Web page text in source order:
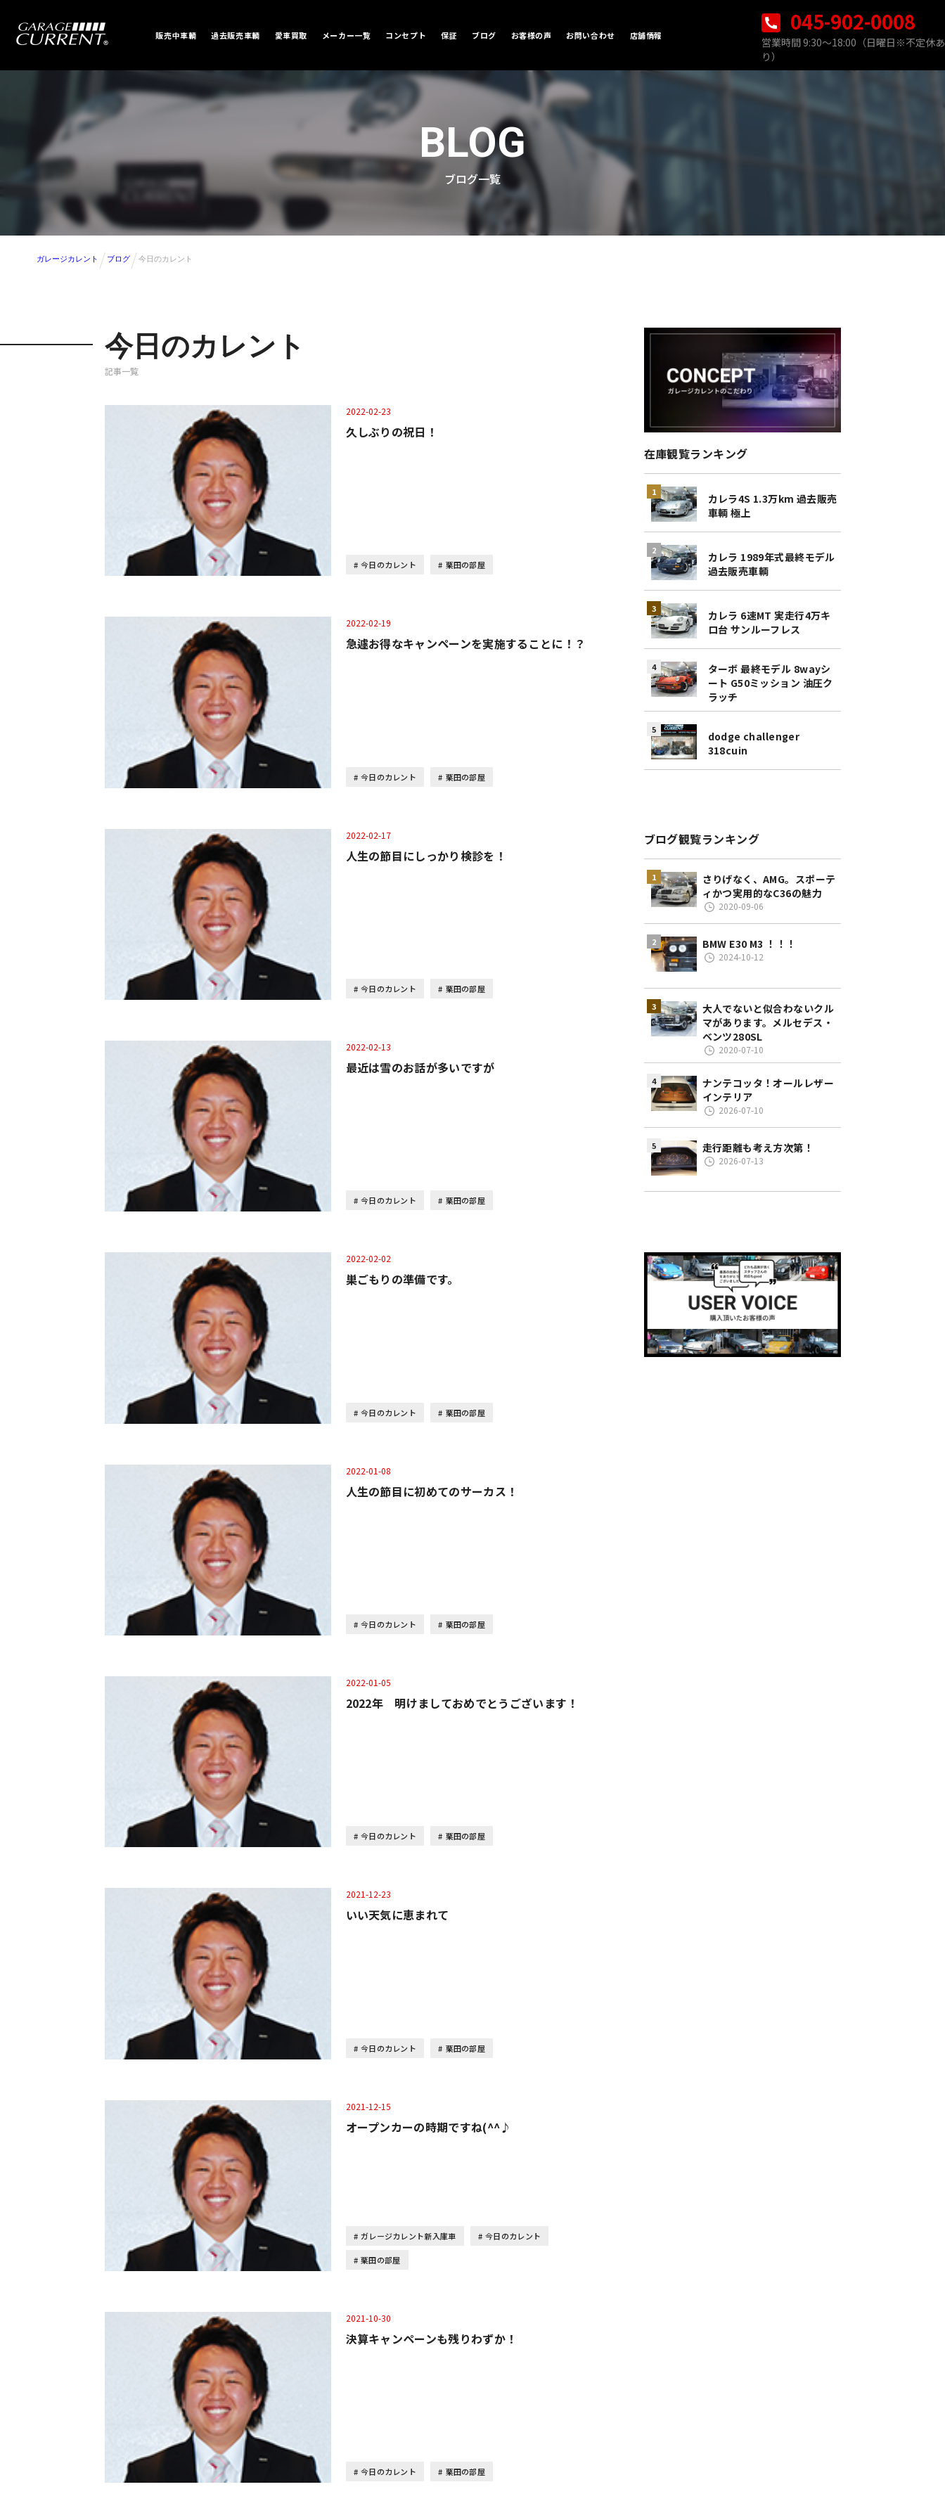
販売中車輌 過去販売車輌 愛車買取 メーカー一覧 コンセプト 保証 ブログ お客様の声 お問い合わせ 店舗情報 045-902-0008
営業時間 9:30〜18:00（日曜日※不定休あ
り）
BLOG
ブログ一覧
ガレージカレント ブログ 今日のカレント
今日のカレント
記事一覧
2022-02-23
久しぶりの祝日！
今日のカレント 栗田の部屋
2022-02-19
急遽お得なキャンペーンを実施することに！？
今日のカレント 栗田の部屋
2022-02-17
人生の節目にしっかり検診を！
今日のカレント 栗田の部屋
2022-02-13
最近は雪のお話が多いですが
今日のカレント 栗田の部屋
2022-02-02
巣ごもりの準備です。
今日のカレント 栗田の部屋
2022-01-08
人生の節目に初めてのサーカス！
今日のカレント 栗田の部屋
2022-01-05
2022年 明けましておめでとうございます！
今日のカレント 栗田の部屋
2021-12-23
いい天気に恵まれて
今日のカレント 栗田の部屋
2021-12-15
オープンカーの時期ですね(^^♪
ガレージカレント新入庫車 今日のカレント
栗田の部屋
2021-10-30
決算キャンペーンも残りわずか！
今日のカレント 栗田の部屋
在庫観覧ランキング
カレラ4S 1.3万km 過去販売
車輌 極上
カレラ 1989年式最終モデル
過去販売車輌
カレラ 6速MT 実走行4万キ
ロ台 サンルーフレス
ターボ 最終モデル 8wayシ
ート G50ミッション 油圧ク
ラッチ
dodge challenger
318cuin
ブログ観覧ランキング
さりげなく、AMG。スポーテ
ィかつ実用的なC36の魅力
2020-09-06
BMW E30 M3 ！！！
2024-10-12
大人でないと似合わないクル
マがあります。メルセデス・
ベンツ280SL
2020-07-10
ナンテコッタ！オールレザー
インテリア
2026-07-10
走行距離も考え方次第！
2026-07-13